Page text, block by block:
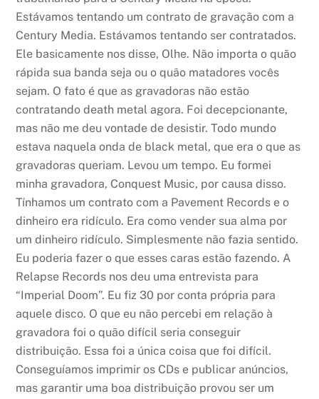
Estávamos tentando um contrato de gravação com a
Century Media. Estávamos tentando ser contratados.
Ele basicamente nos disse, Olhe. Não importa o quão
rápida sua banda seja ou o quão matadores vocês
sejam. O fato é que as gravadoras não estão
contratando death metal agora. Foi decepcionante,
mas não me deu vontade de desistir. Todo mundo
estava naquela onda de black metal, que era o que as
gravadoras queriam. Levou um tempo. Eu formei
minha gravadora, Conquest Music, por causa disso.
Tínhamos um contrato com a Pavement Records e o
dinheiro era ridículo. Era como vender sua alma por
um dinheiro ridículo. Simplesmente não fazia sentido.
Eu poderia fazer o que esses caras estão fazendo. A
Relapse Records nos deu uma entrevista para
“Imperial Doom”. Eu fiz 30 por conta própria para
aquele disco. O que eu não percebi em relação à
gravadora foi o quão difícil seria conseguir
distribuição. Essa foi a única coisa que foi difícil.
Conseguíamos imprimir os CDs e publicar anúncios,
mas garantir uma boa distribuição provou ser um